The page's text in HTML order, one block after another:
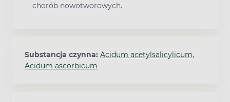
chorób nowotworowych.
Substancja czynna: Acidum acetylsalicylicum,
Acidum ascorbicum